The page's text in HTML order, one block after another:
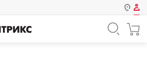
Авторизация